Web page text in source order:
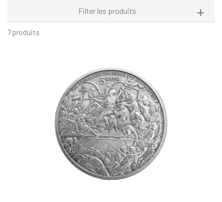
Filter les produits
7 produits